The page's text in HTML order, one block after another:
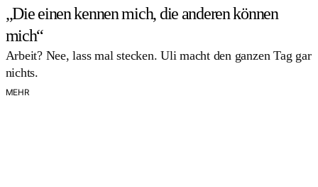
„Die einen kennen mich, die anderen können
mich“
Arbeit? Nee, lass mal stecken. Uli macht den ganzen Tag gar
nichts.
MEHR